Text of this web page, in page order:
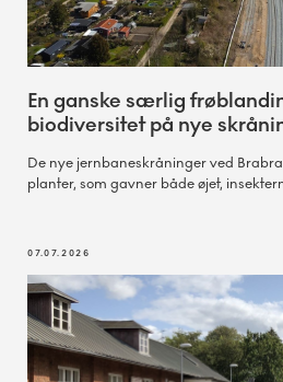
En ganske særlig
biodiversitet på nye
De nye jernbaneskråninger ved
planter, som gavner både øjet,
07.07.2026